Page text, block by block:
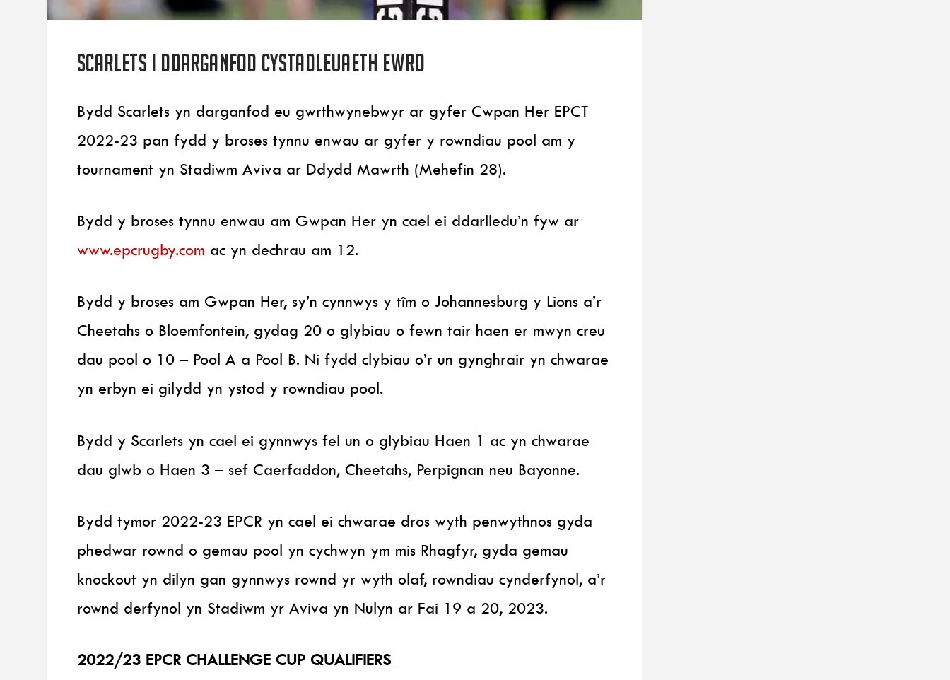
Scarlets i ddarganfod cystadleuaeth Ewro
Bydd Scarlets yn darganfod eu gwrthwynebwyr ar gyfer Cwpan Her EPCT
2022-23 pan fydd y broses tynnu enwau ar gyfer y rowndiau pool am y
tournament yn Stadiwm Aviva ar Ddydd Mawrth (Mehefin 28).
Bydd y broses tynnu enwau am Gwpan Her yn cael ei ddarlledu’n fyw ar
www.epcrugby.com ac yn dechrau am 12.
Bydd y broses am Gwpan Her, sy’n cynnwys y tîm o Johannesburg y Lions a’r
Cheetahs o Bloemfontein, gydag 20 o glybiau o fewn tair haen er mwyn creu
dau pool o 10 – Pool A a Pool B. Ni fydd clybiau o’r un gynghrair yn chwarae
yn erbyn ei gilydd yn ystod y rowndiau pool.
Bydd y Scarlets yn cael ei gynnwys fel un o glybiau Haen 1 ac yn chwarae
dau glwb o Haen 3 – sef Caerfaddon, Cheetahs, Perpignan neu Bayonne.
Bydd tymor 2022-23 EPCR yn cael ei chwarae dros wyth penwythnos gyda
phedwar rownd o gemau pool yn cychwyn ym mis Rhagfyr, gyda gemau
knockout yn dilyn gan gynnwys rownd yr wyth olaf, rowndiau cynderfynol, a’r
rownd derfynol yn Stadiwm yr Aviva yn Nulyn ar Fai 19 a 20, 2023.
2022/23 EPCR CHALLENGE CUP QUALIFIERS